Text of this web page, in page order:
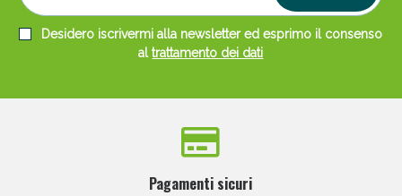
Desidero iscrivermi alla newsletter ed esprimo il consenso
altrattamento dei dati
Pagamenti sicuri
Scopri le offerte di Oggi